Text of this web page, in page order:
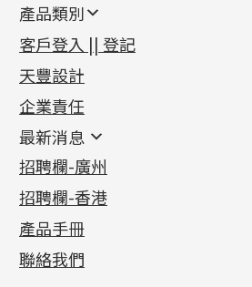
產品類別
新產品
足金系列
足金配件
機織鏈系列
珠仔鏈
镶口链
管狀網鏈
十字車花鏈系列
十字閃O鏈系列
十字錘打鏈系列
側身車花鏈系列
側身鏈系列
首飾配件
耳環類配件
卷迫系列
螺絲迫系列
梅花迫系列
平臺迫系列
綫拍系列
美拍系列
鏈類配件
動感車花吊墜
調節珠系列
生圈扣系列
龍蝦扣系列
鴨俐制系列
其他類配件
珠盤系列
袖口鈕系列
焊片及鐳射綫
空心車花管
珠類配件
無孔光身珠
空心光身珠
無孔批花珠
鑲口類
四爪頭系列
六爪頭系列
車花片
動感車花片
鑲口戒指
鑲口手鏈系列
首飾系列
手镯系列
戒指系列
空心耳環
空心车花管首饰链
空心手鐲系列
貴金屬原料
千足金
記憶金屬系列
記憶戒指
拉簧珠珠手鏈
記憶鈦手鐲
客戶登入 || 登記
天豐設計
企業責任
最新消息
最新消息
各項證書(2)
相片集(9)
展覽會資訊
最新產品資訊
招聘欄-廣州
招聘欄-香港
產品手冊
聯絡我們